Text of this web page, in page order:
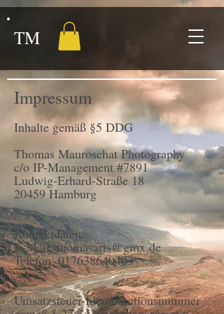
TM
Impressum
Inhalte gemäß §5 DDG
Thomas Mauroschat Photography
c/o IP-Management #7891
Ludwig-Erhard-Straße 18
20459 Hamburg
Kontaktdaten:
E-Mail:thomasarts@gmx.de
Telefon: 017638640403
Umsatzsteuer-Identifikationsnummer